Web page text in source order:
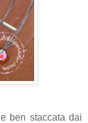
ben staccata dai